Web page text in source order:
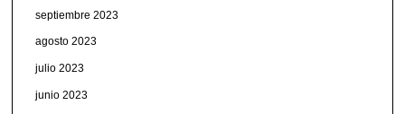
septiembre 2023
agosto 2023
julio 2023
junio 2023